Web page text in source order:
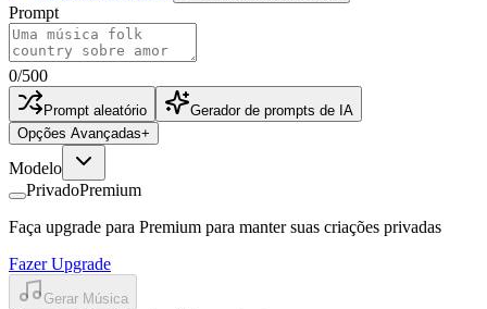
Prompt
0/500
Prompt aleatório
Gerador de prompts de IA
Opções Avançadas+
Modelo
PrivadoPremium
Faça upgrade para Premium para manter suas criações privadas
Fazer Upgrade
Gerar Música